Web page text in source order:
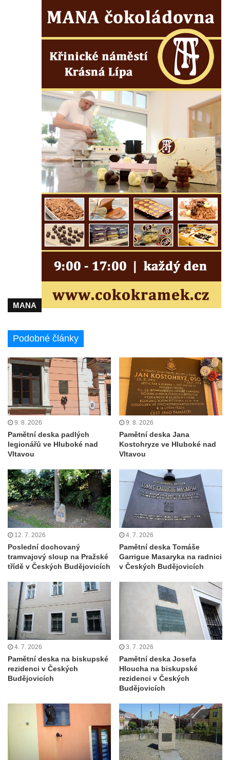
Třebušíně
května v Rumburku
Pamětní deska Johanna Neumanna
severně od Tokáně
Obrázek svatého Huberta na buku svatého
Huberta
Obrázek svatého Jakuba na skále u cesty
východně od Srbské Kamenice
Busta Jana Amose Komenského na domě
čp. 37 v Račicích
Socha Medvídě v Tierpark Chemnitz
Sochy Ležící žena v Tierpark Chemnitz
Sochy Ptáci v Tierpark Chemnitz
Socha Skupina jeřábů v Tierpark Chemnitz
Socha Atlet v ZOO Leipzig
Busta Karla Maxe Schneidera v ZOO
Socha Iásón v ZOO Leipzig
Socha Mladý slon v ZOO Leipzig
Socha Býk v ZOO Dresden
Socha Uprchlý otrok bojuje s divokým psem
Socha krokodýla v ZOO Dresden
Socha Faun s medvíďaty v ZOO Dresden
Socha divokého prasete před vstupem do
ZOO Dresden
Socha světce severně od Lužce nad
Vltavou
Pamětní kámen revitalizace Vltavy Vraňany
– Hořín u Lužce nad Vltavou
a 30. výročí listopadu 1989 v Hrobčicích
Boží muka v parku před domem čp. 17 v
Hrobčicích
Sochy „Klaun a dívenka“ v parku v centru
Socha svatého Antonína poustevníka v
Mirošovicích
Mirošovicích
Socha býka před areálem firmy 2JCP v
Račicích
Povodňový sloup II. v Dobříni
MANA
Podobné články
9. 8. 2026
Pamětní deska padlých
legionářů ve Hluboké nad
Vltavou
9. 8. 2026
Pamětní deska Jana
Kostohryze ve Hluboké nad
Vltavou
12. 7. 2026
Poslední dochovaný
tramvajový sloup na Pražské
třídě v Českých Budějovicích
4. 7. 2026
Pamětní deska Tomáše
Garrigue Masaryka na radnici
v Českých Budějovicích
4. 7. 2026
Pamětní deska na biskupské
rezidenci v Českých
Budějovicích
3. 7. 2026
Pamětní deska Josefa
Hloucha na biskupské
rezidenci v Českých
Budějovicích